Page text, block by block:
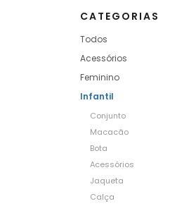
CATEGORIAS
Todos
Acessórios
Feminino
Infantil
Conjunto
Macacão
Bota
Acessórios
Jaqueta
Calça